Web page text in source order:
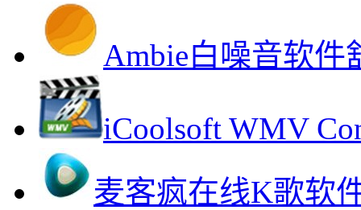
Ambie白噪音软件
iCoolsoft WMV
麦客疯在线K歌软